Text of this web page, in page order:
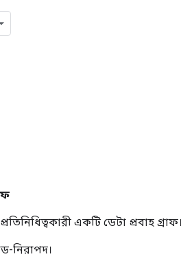
একটি ডেটা প্রবাহ
নিরাপদ।